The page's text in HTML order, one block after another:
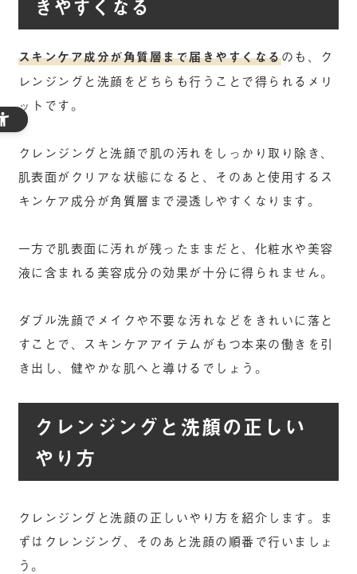
きやすくなる
スキンケア成分が角質層まで届きやすくなるのも、ク
レンジングと洗顔をどちらも行うことで得られるメリ
ットです。
クレンジングと洗顔で肌の汚れをしっかり取り除き、
肌表面がクリアな状態になると、そのあと使用するス
キンケア成分が角質層まで浸透しやすくなります。
一方で肌表面に汚れが残ったままだと、化粧水や美容
液に含まれる美容成分の効果が十分に得られません。
ダブル洗顔でメイクや不要な汚れなどをきれいに落と
すことで、スキンケアアイテムがもつ本来の働きを引
き出し、健やかな肌へと導けるでしょう。
クレンジングと洗顔の正しい
やり方
クレンジングと洗顔の正しいやり方を紹介します。ま
ずはクレンジング、そのあと洗顔の順番で行いましょ
う。